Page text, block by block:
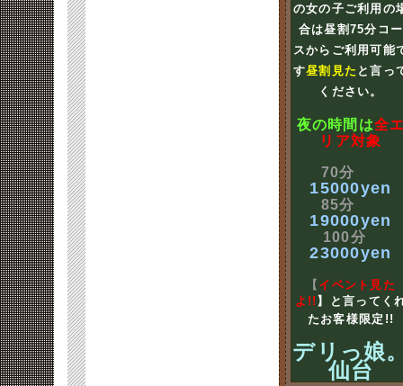
の女の子ご利用の
合は昼割75分コー
スからご利用可能
す昼割見た と言っ
ください。
夜の時間は全
リア対象
70分
15000yen
85分
19000yen
100分
23000yen
【 イベント見た
よ!! 】と言ってく
たお客様限定!!
デリっ娘
仙台